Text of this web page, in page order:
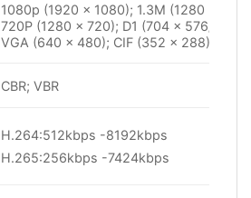
1080p (1920 × 1080); 1.3M (1280 ×
720P (1280 × 720); D1 (704 × 576/704
VGA (640 × 480); CIF (352 × 288)
CBR; VBR
H.264:512kbps -8192kbps
H.265:256kbps -7424kbps